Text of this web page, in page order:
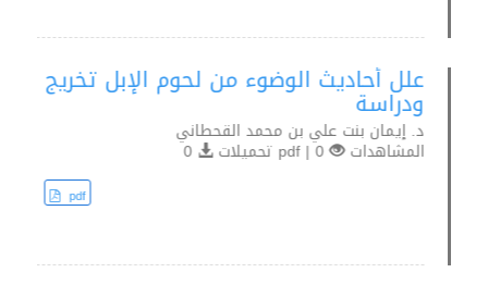
علل أحاديث الوضوء من لحوم الإبل تخريج
ودراسة
د. إيمان بنت علي بن محمد القحطاني
المشاهدات 0 | pdf تحميلات
pdf